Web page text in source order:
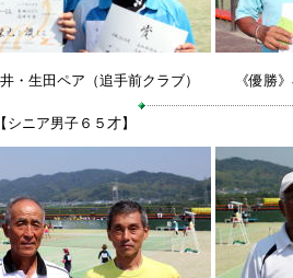
・生田ペア（追手前クラブ） 《優勝
【シニア男子６５才】